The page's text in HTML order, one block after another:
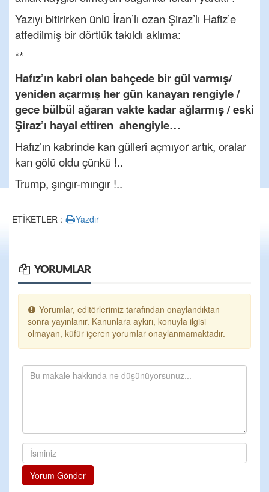
Yazıyı bitirirken ünlü İran’lı ozan Şiraz’lı Hafiz’e
atfedilmiş bir dörtlük takıldı aklıma:
**
Hafız’ın kabri olan bahçede bir gül varmış/
yeniden açarmış her gün kanayan rengiyle /
gece bülbül ağaran vakte kadar ağlarmış / eski
Şiraz’ı hayal ettiren ahengiyle…
Hafız’ın kabrinde kan gülleri açmıyor artık, oralar
kan gölü oldu çünkü !..
Trump, şıngır-mıngır !..
ETİKETLER : Yazdır
YORUMLAR
Yorumlar, editörlerimiz tarafından onaylandıktan
sonra yayınlanır. Kanunlara aykırı, konuyla ilgisi
olmayan, küfür içeren yorumlar onaylanmamaktadır.
Yorum Gönder